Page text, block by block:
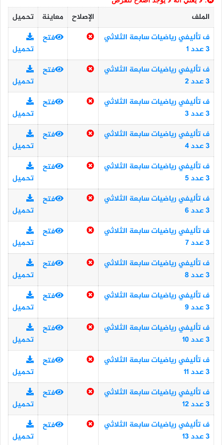
الملف الإصلاح معاينة
تحميل
ف تأليفي رياضيات سابعة الثلاثي
3 عدد 1
فتح
تحميل
ف تأليفي رياضيات سابعة الثلاثي
3 عدد 2
فتح
تحميل
ف تأليفي رياضيات سابعة الثلاثي
3 عدد 3
فتح
تحميل
ف تأليفي رياضيات سابعة الثلاثي
3 عدد 4
فتح
تحميل
ف تأليفي رياضيات سابعة الثلاثي
3 عدد 5
فتح
تحميل
ف تأليفي رياضيات سابعة الثلاثي
3 عدد 6
فتح
تحميل
ف تأليفي رياضيات سابعة الثلاثي
3 عدد 7
فتح
تحميل
ف تأليفي رياضيات سابعة الثلاثي
3 عدد 8
فتح
تحميل
ف تأليفي رياضيات سابعة الثلاثي
3 عدد 9
فتح
تحميل
ف تأليفي رياضيات سابعة الثلاثي
3 عدد 10
فتح
تحميل
ف تأليفي رياضيات سابعة الثلاثي
3 عدد 11
فتح
تحميل
ف تأليفي رياضيات سابعة الثلاثي
3 عدد 12
فتح
تحميل
ف تأليفي رياضيات سابعة الثلاثي
3 عدد 13
فتح
تحميل